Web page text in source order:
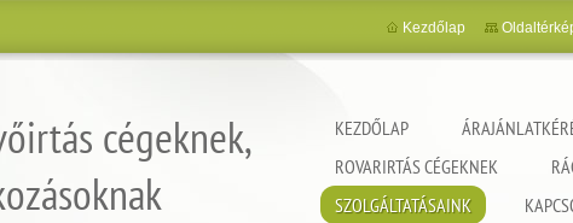
cégeknek,
KEZDŐLAP
ROVARIRTÁS CÉGEKNEK
SZOLGÁLTATÁSAINK
Kezdőlap